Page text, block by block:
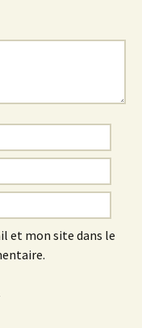
et mon site dans le